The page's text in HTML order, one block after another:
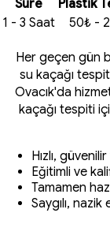
Süre Plastik
1 - 3 Saat
50₺ -
Her geçen gün
su kaçağı
Ovacık'da
kaçağı tespiti
Hızlı,
Eğitimli ve
Tamamen
Saygılı, nazik